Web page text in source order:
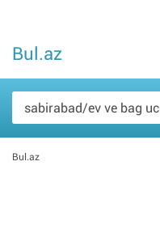
Bul.az
Bul.az